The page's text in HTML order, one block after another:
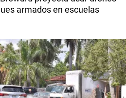
armados en escuelas